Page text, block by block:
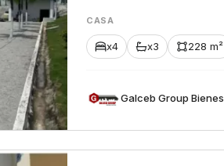
CASA
x4 x3 228 m²
Galceb Group